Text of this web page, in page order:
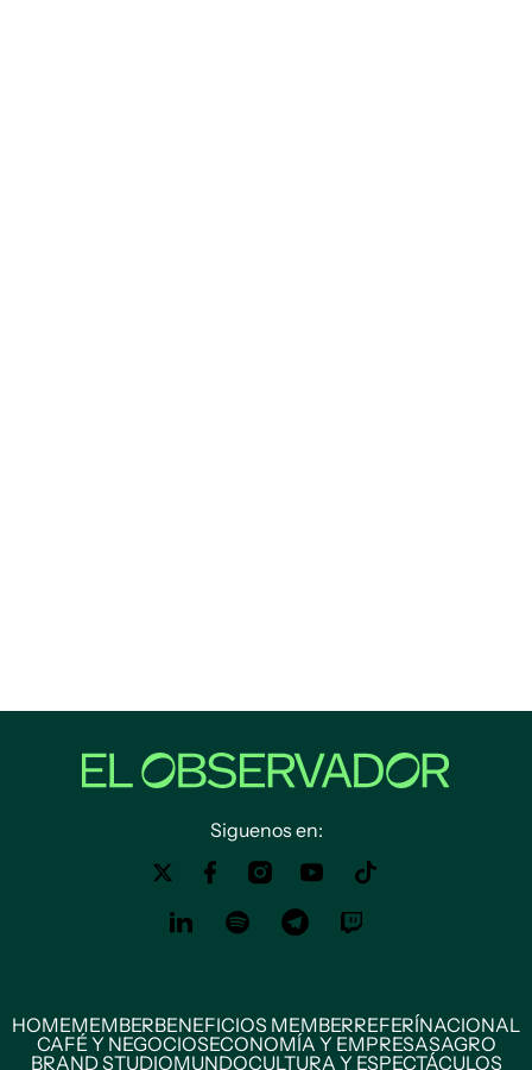
Siguenos en:
HOMEMEMBERBENEFICIOS MEMBERREFERÍNACIONAL
CAFÉ Y NEGOCIOSECONOMÍA Y EMPRESASAGRO
BRAND STUDIOMUNDOCULTURA Y ESPECTÁCULOS